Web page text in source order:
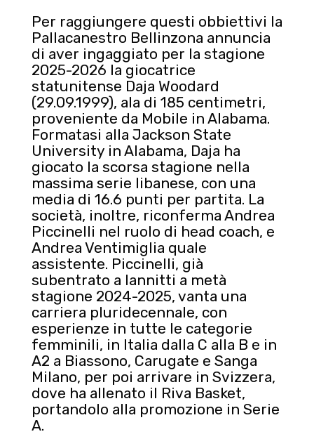
Per raggiungere questi obbiettivi la
Pallacanestro Bellinzona annuncia
di aver ingaggiato per la stagione
2025-2026 la giocatrice
statunitense Daja Woodard
(29.09.1999), ala di 185 centimetri,
proveniente da Mobile in Alabama.
Formatasi alla Jackson State
University in Alabama, Daja ha
giocato la scorsa stagione nella
massima serie libanese, con una
media di 16.6 punti per partita. La
società, inoltre, riconferma Andrea
Piccinelli nel ruolo di head coach, e
Andrea Ventimiglia quale
assistente. Piccinelli, già
subentrato a Iannitti a metà
stagione 2024-2025, vanta una
carriera pluridecennale, con
esperienze in tutte le categorie
femminili, in Italia dalla C alla B e in
A2 a Biassono, Carugate e Sanga
Milano, per poi arrivare in Svizzera,
dove ha allenato il Riva Basket,
portandolo alla promozione in Serie
A.